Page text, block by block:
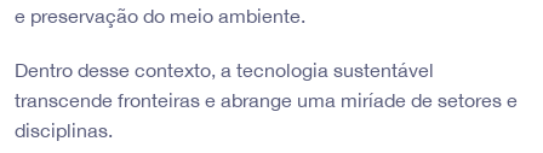
e preservação do meio ambiente.
Dentro desse contexto, a tecnologia sustentável
transcende fronteiras e abrange uma miríade de setores e
disciplinas.